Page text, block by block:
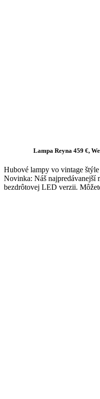
Lampa Reyna 459 €,
Hubové lampy vo vintage
Novinka: Náš najpredávanejší
bezdrôtovej LED verzii.